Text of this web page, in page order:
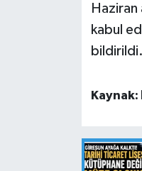
kabul
bildirildi.
Kaynak: